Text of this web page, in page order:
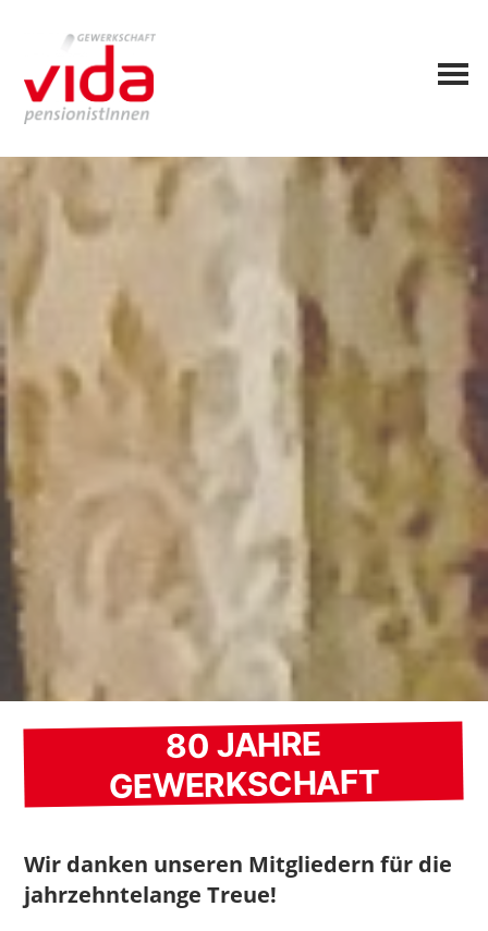
80 JAHRE
GEWERKSCHAFT
Wir danken unseren Mitgliedern für die
jahrzehntelange Treue!